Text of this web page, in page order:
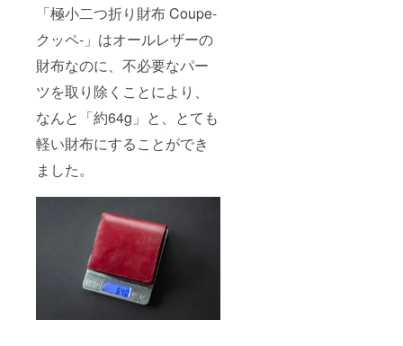
「極小二つ折り財布 Coupe-
クッペ-」はオールレザーの
財布なのに、不必要なパー
ツを取り除くことにより、
なんと「約64g」と、とても
軽い財布にすることができ
ました。